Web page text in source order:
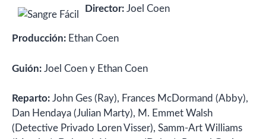
Director: Joel Coen
Producción: Ethan Coen
Guión: Joel Coen y Ethan Coen
Reparto: John Ges (Ray), Frances McDormand (Abby),
Dan Hendaya (Julian Marty), M. Emmet Walsh
(Detective Privado Loren Visser), Samm-Art Williams